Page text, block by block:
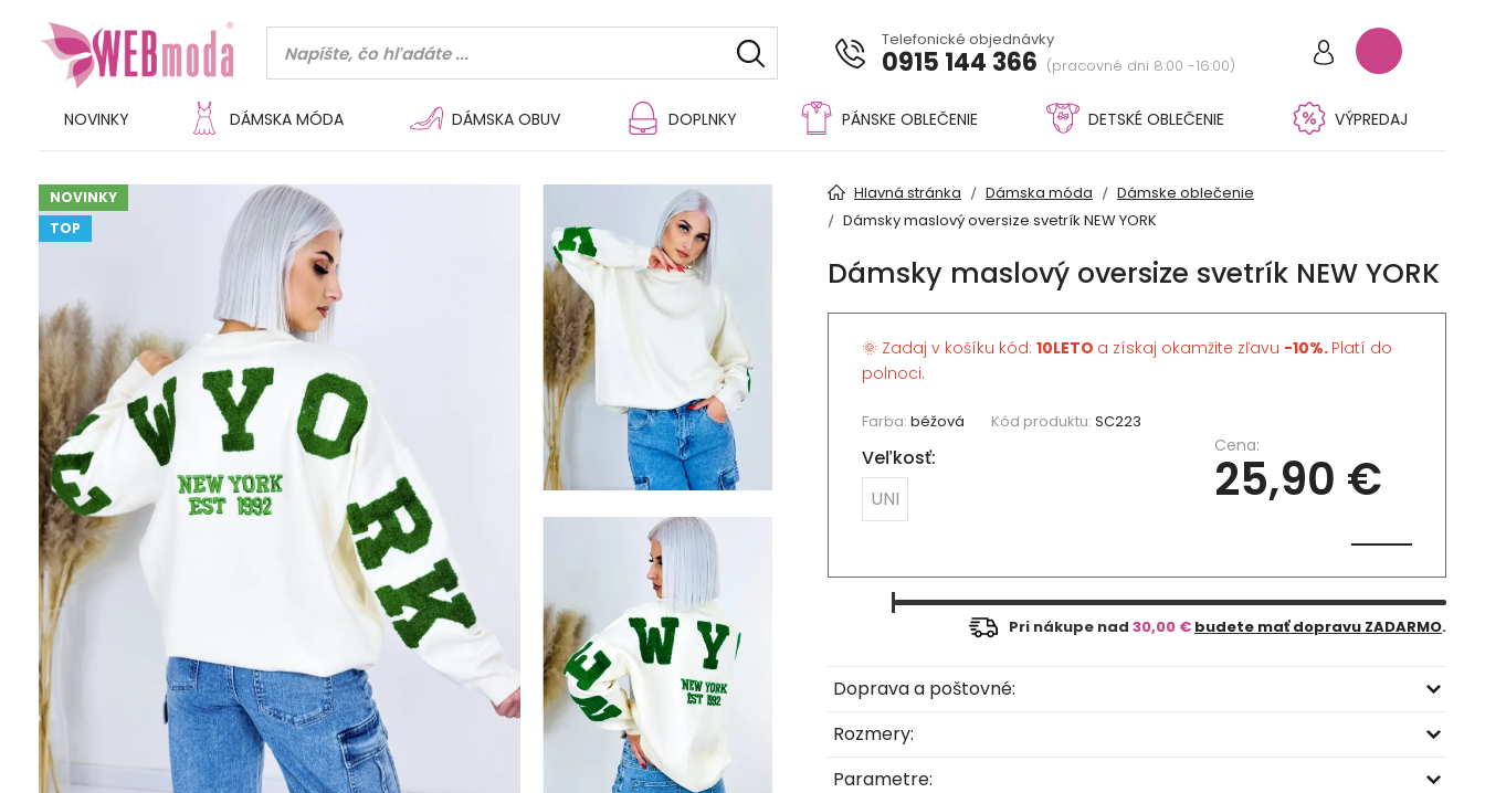
Telefonické objednávky
0915 144 366 (pracovné dni 8:00 -16:00)
NOVINKY DÁMSKA MÓDA DÁMSKA OBUV DOPLNKY PÁNSKE OBLEČENIE DETSKÉ OBLEČENIE VÝPREDAJ
NOVINKY
TOP
Hlavná stránka Dámska móda
Dámske oblečenie
Dámsky maslový oversize svetrík NEW YORK
Dámsky maslový oversize svetrík NEW YORK
🌞 Zadaj v košíku kód: 10LETO a získaj okamžite zľavu -10%. Platí do
polnoci.
Farba: béžová Kód produktu: SC223
Veľkosť:
UNI
Cena:
25,90 €
Pri nákupe nad 30,00 € budete mať dopravu ZADARMO.
Doprava a poštovné:
Rozmery:
Parametre: